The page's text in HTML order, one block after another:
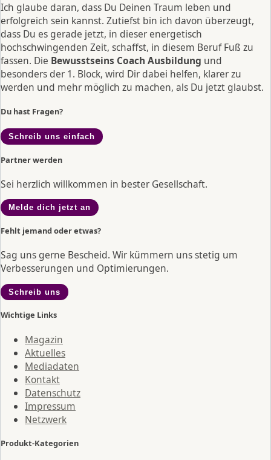
Ich glaube daran, dass Du Deinen Traum leben und
erfolgreich sein kannst. Zutiefst bin ich davon überzeugt,
dass Du es gerade jetzt, in dieser energetisch
hochschwingenden Zeit, schaffst, in diesem Beruf Fuß zu
fassen. Die Bewusstseins Coach Ausbildung und
besonders der 1. Block, wird Dir dabei helfen, klarer zu
werden und mehr möglich zu machen, als Du jetzt glaubst.
Du hast Fragen?
Schreib uns einfach
Partner werden
Sei herzlich willkommen in bester Gesellschaft.
Melde dich jetzt an
Fehlt jemand oder etwas?
Sag uns gerne Bescheid. Wir kümmern uns stetig um
Verbesserungen und Optimierungen.
Schreib uns
Wichtige Links
Magazin
Aktuelles
Mediadaten
Kontakt
Datenschutz
Impressum
Netzwerk
Produkt-Kategorien